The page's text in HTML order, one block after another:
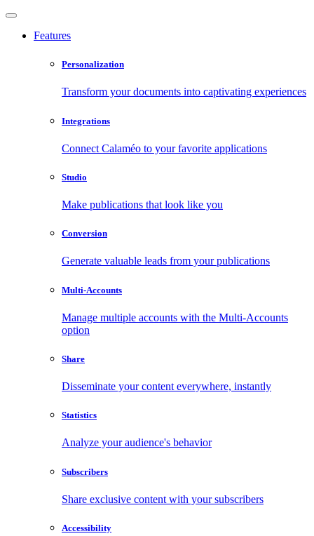
Features
Personalization
Transform your documents into captivating experiences
Integrations
Connect Calaméo to your favorite applications
Studio
Make publications that look like you
Conversion
Generate valuable leads from your publications
Multi-Accounts
Manage multiple accounts with the Multi-Accounts
option
Share
Disseminate your content everywhere, instantly
Statistics
Analyze your audience's behavior
Subscribers
Share exclusive content with your subscribers
Accessibility